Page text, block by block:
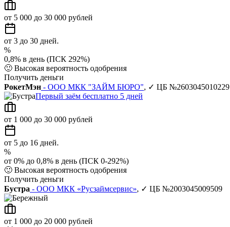
от 5 000 до 30 000 рублей
от 3 до 30 дней.
%
0,8% в день (ПСК 292%)
🙂 Высокая вероятность одобрения
Получить деньги
РокетМэн - ООО МКК "ЗАЙМ БЮРО", ✓ ЦБ №2603045010229
Первый заём бесплатно 5 дней
от 1 000 до 30 000 рублей
от 5 до 16 дней.
%
от 0% до 0,8% в день (ПСК 0-292%)
🙂 Высокая вероятность одобрения
Получить деньги
Бустра - ООО МКК «Русзаймсервис», ✓ ЦБ №2003045009509
от 1 000 до 20 000 рублей